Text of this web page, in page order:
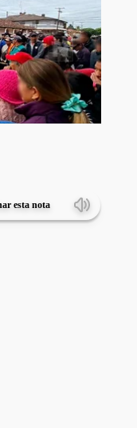
esta nota